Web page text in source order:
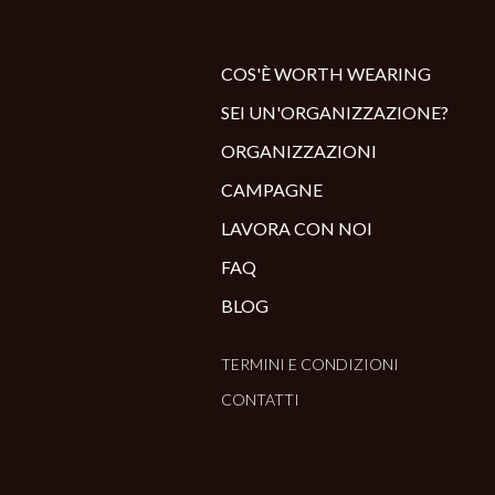
COS'È WORTH WEARING
SEI UN'ORGANIZZAZIONE?
ORGANIZZAZIONI
CAMPAGNE
LAVORA CON NOI
FAQ
BLOG
TERMINI E CONDIZIONI
CONTATTI